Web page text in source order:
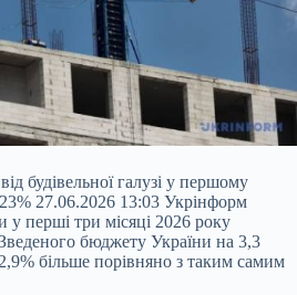
будівельної галузі у першому
27.06.2026 13:03 Укрінформ
у перші три місяці 2026 року
бюджету України на 3,3
більше порівняно з таким самим